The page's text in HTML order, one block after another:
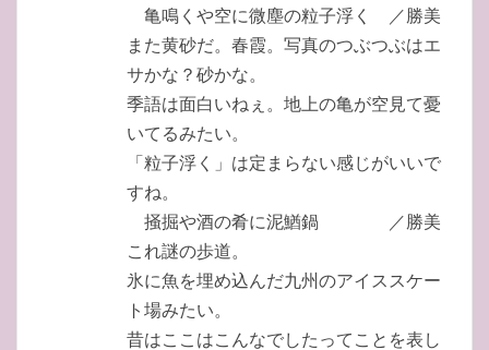
亀鳴くや空に微塵の粒子浮く ／勝美
また黄砂だ。春霞。写真のつぶつぶはエ
サかな？砂かな。
季語は面白いねぇ。地上の亀が空見て憂
いてるみたい。
「粒子浮く」は定まらない感じがいいで
すね。
掻掘や酒の肴に泥鰌鍋 ／勝美
これ謎の歩道。
氷に魚を埋め込んだ九州のアイススケー
ト場みたい。
昔はここはこんなでしたってことを表し